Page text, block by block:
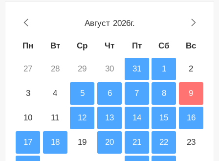
Август 2026г.
Пн Вт Ср Чт Пт Сб Вс
27 28 29 30 31 1 2
3 4 5 6 7 8 9
10 11 12 13 14 15 16
17 18 19 20 21 22 23